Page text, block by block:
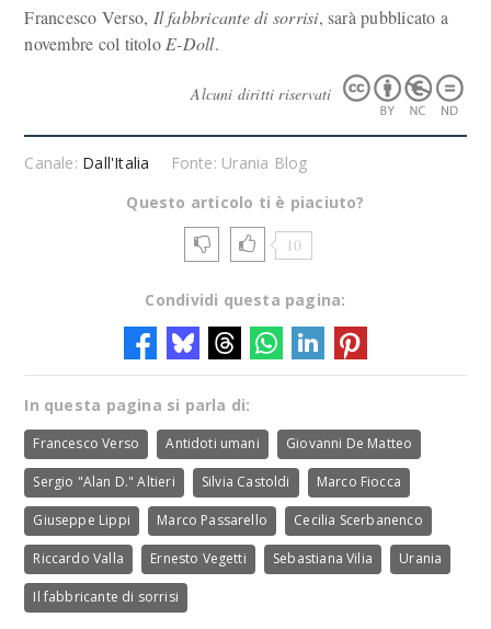
Francesco Verso, Il fabbricante di sorrisi, sarà pubblicato a
novembre col titolo E-Doll.
Alcuni diritti riservati
Canale: Dall'Italia
Fonte: Urania Blog
Questo articolo ti è piaciuto?
10
Condividi questa pagina:
In questa pagina si parla di:
Francesco Verso Antidoti umani Giovanni De Matteo
Sergio "Alan D." Altieri Silvia Castoldi Marco Fiocca
Giuseppe Lippi Marco Passarello Cecilia Scerbanenco
Riccardo Valla Ernesto Vegetti Sebastiana Vilia Urania
Il fabbricante di sorrisi